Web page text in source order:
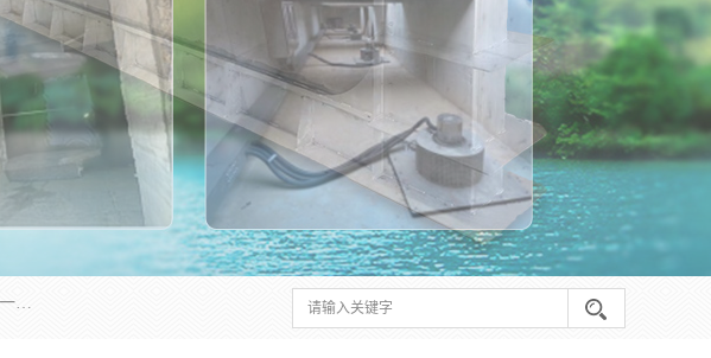
青岛铭源环保科技有限公司是一家专注于环保与智慧水务领域的先进科技企业，公司专注于云智能一体化HMPP预制泵站、智能截流井设备、调蓄池雨洪管理设备、水务循环利用、云智慧水务开发及新型环保技术研发等领域。